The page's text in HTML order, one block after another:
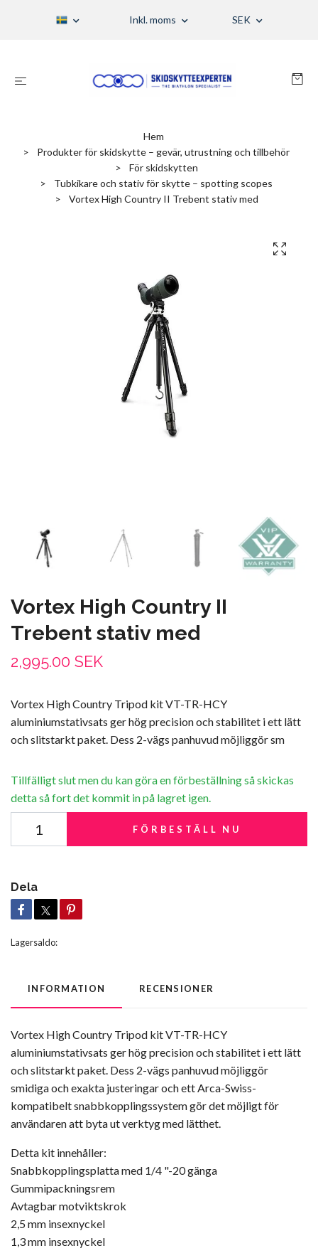
Inkl. moms SEK
Hem
Produkter för skidskytte – gevär, utrustning och tillbehör
För skidskytten
Tubkikare och stativ för skytte – spotting scopes
Vortex High Country II Trebent stativ med
Vortex High Country II
Trebent stativ med
2,995.00 SEK
Vortex High Country Tripod kit VT-TR-HCY
aluminiumstativsats ger hög precision och stabilitet i ett lätt
och slitstarkt paket. Dess 2-vägs panhuvud möjliggör sm
Tillfälligt slut men du kan göra en förbeställning så skickas
detta så fort det kommit in på lagret igen.
FÖRBESTÄLL NU
Dela
Lagersaldo:
INFORMATION RECENSIONER
Vortex High Country Tripod kit VT-TR-HCY
aluminiumstativsats ger hög precision och stabilitet i ett lätt
och slitstarkt paket. Dess 2-vägs panhuvud möjliggör
smidiga och exakta justeringar och ett Arca-Swiss-
kompatibelt snabbkopplingssystem gör det möjligt för
användaren att byta ut verktyg med lätthet.
Detta kit innehåller:
Snabbkopplingsplatta med 1/4 "-20 gänga
Gummipackningsrem
Avtagbar motviktskrok
2,5 mm insexnyckel
1,3 mm insexnyckel